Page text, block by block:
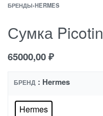
БРЕНДЫ›HERMES
Сумка Picotin
65000,00₽
БРЕНД : Hermes
Hermes